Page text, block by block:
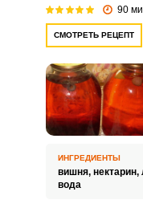
90
СМОТРЕТЬ РЕЦЕПТ
ИНГРЕДИЕНТЫ
вишня, нектарин,
вода